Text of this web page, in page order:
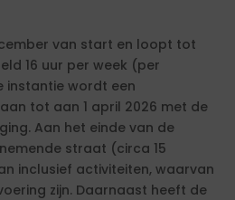
van start en loopt tot
16 uur per week (per
instantie wordt een
tot aan 1 april 2026 met de
Aan het einde van de
straat (circa 15
inclusief activiteiten, waarvan
zijn. Daarnaast heeft de